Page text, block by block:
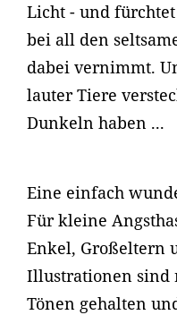
Licht - und
bei all den
dabei vernimmt.
lauter Tiere
Dunkeln haben ...
Eine einfach
Für kleine
Enkel, Großeltern
Illustrationen sind
Tönen gehalten